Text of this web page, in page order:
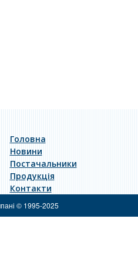
Головна
Новини
Постачальники
Продукція
Контакти
© 1995-2025